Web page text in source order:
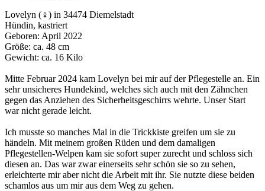
Lovelyn (♀) in 34474 Diemelstadt
Hündin, kastriert
Geboren: April 2022
Größe: ca. 48 cm
Gewicht: ca. 16 Kilo
Mitte Februar 2024 kam Lovelyn bei mir auf der Pflegestelle an. Ein
sehr unsicheres Hundekind, welches sich auch mit den Zähnchen
gegen das Anziehen des Sicherheitsgeschirrs wehrte. Unser Start
war nicht gerade leicht.
Ich musste so manches Mal in die Trickkiste greifen um sie zu
händeln. Mit meinem großen Rüden und dem damaligen
Pflegestellen-Welpen kam sie sofort super zurecht und schloss sich
diesen an. Das war zwar einerseits sehr schön sie so zu sehen,
erleichterte mir aber nicht die Arbeit mit ihr. Sie nutzte diese beiden
schamlos aus um mir aus dem Weg zu gehen.